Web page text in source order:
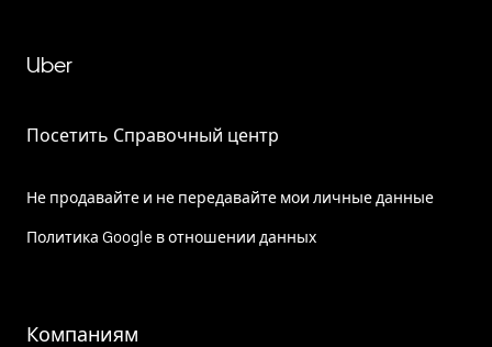
Uber
Посетить Справочный центр
Не продавайте и не передавайте мои личные данные
Политика Google в отношении данных
Компаниям